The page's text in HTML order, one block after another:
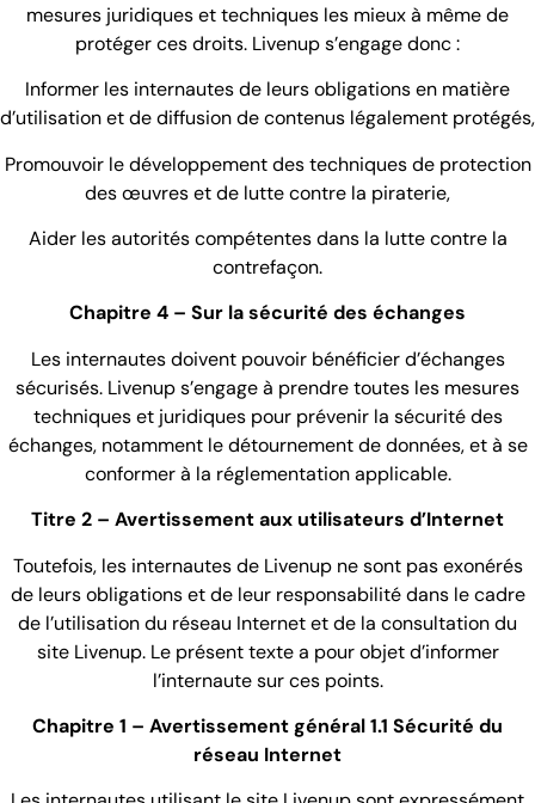
mesures juridiques et techniques les mieux à même de
protéger ces droits. Livenup s’engage donc :
Informer les internautes de leurs obligations en matière
d’utilisation et de diffusion de contenus légalement protégés,
Promouvoir le développement des techniques de protection
des œuvres et de lutte contre la piraterie,
Aider les autorités compétentes dans la lutte contre la
contrefaçon.
Chapitre 4 – Sur la sécurité des échanges
Les internautes doivent pouvoir bénéficier d’échanges
sécurisés. Livenup s’engage à prendre toutes les mesures
techniques et juridiques pour prévenir la sécurité des
échanges, notamment le détournement de données, et à se
conformer à la réglementation applicable.
Titre 2 – Avertissement aux utilisateurs d’Internet
Toutefois, les internautes de Livenup ne sont pas exonérés
de leurs obligations et de leur responsabilité dans le cadre
de l’utilisation du réseau Internet et de la consultation du
site Livenup. Le présent texte a pour objet d’informer
l’internaute sur ces points.
Chapitre 1 – Avertissement général 1.1 Sécurité du
réseau Internet